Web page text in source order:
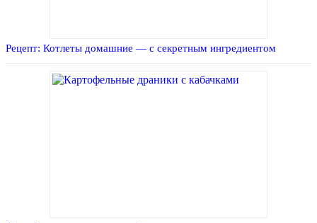
Рецепт: Котлеты домашние — с секретным ингредиентом